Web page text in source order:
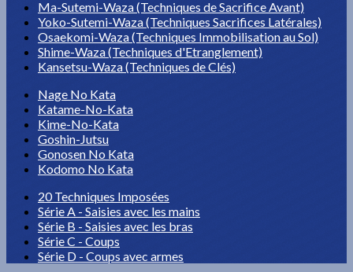
Ma-Sutemi-Waza (Techniques de Sacrifice Avant)
Yoko-Sutemi-Waza (Techniques Sacrifices Latérales)
Osaekomi-Waza (Techniques Immobilisation au Sol)
Shime-Waza (Techniques d'Etranglement)
Kansetsu-Waza (Techniques de Clés)
Nage No Kata
Katame-No-Kata
Kime-No-Kata
Goshin-Jutsu
Gonosen No Kata
Kodomo No Kata
20 Techniques Imposées
Série A - Saisies avec les mains
Série B - Saisies avec les bras
Série C - Coups
Série D - Coups avec armes